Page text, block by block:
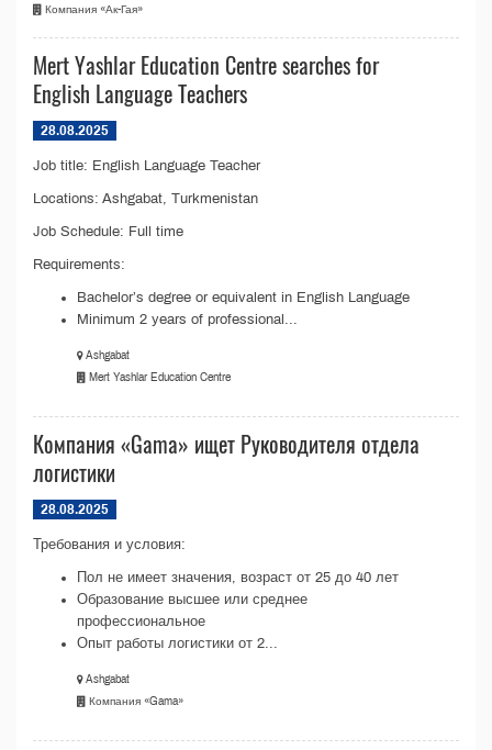
Компания «Ак-Гая»
Mert Yashlar Education Centre searches for
English Language Teachers
28.08.2025
Job title: English Language Teacher
Locations: Ashgabat, Turkmenistan
Job Schedule: Full time
Requirements:
Bachelor’s degree or equivalent in English Language
Minimum 2 years of professional...
Ashgabat
Mert Yashlar Education Centre
Компания «Gama» ищет Руководителя отдела
логистики
28.08.2025
Требования и условия:
Пол не имеет значения, возраст от 25 до 40 лет
Образование высшее или среднее
профессиональное
Опыт работы логистики от 2...
Ashgabat
Компания «Gama»